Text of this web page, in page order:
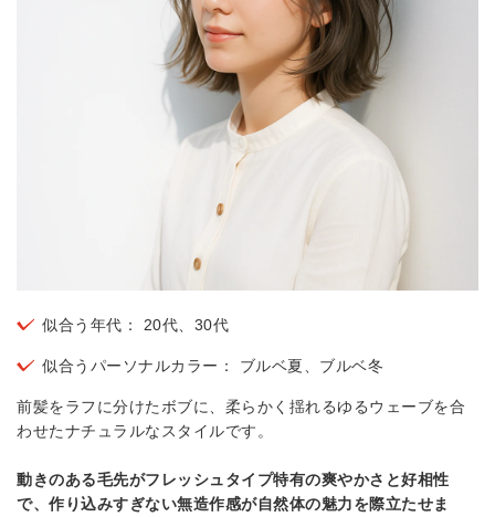
似合う年代： 20代、30代
似合うパーソナルカラー： ブルベ夏、ブルベ冬
前髪をラフに分けたボブに、柔らかく揺れるゆるウェーブを合
わせたナチュラルなスタイルです。
動きのある毛先がフレッシュタイプ特有の爽やかさと好相性
で、作り込みすぎない無造作感が自然体の魅力を際立たせま